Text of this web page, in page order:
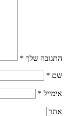
התגובה שלך *
שם *
אימייל *
אתר